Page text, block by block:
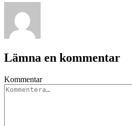
Lämna en kommentar
Kommentar